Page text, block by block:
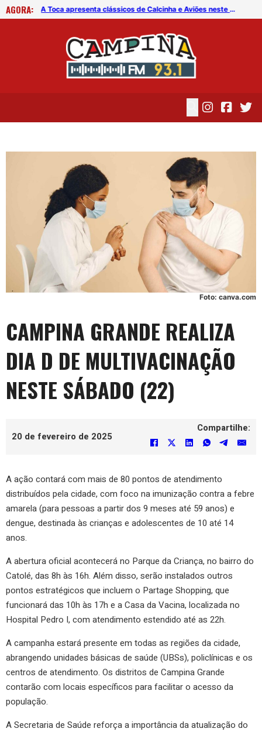
AGORA:
Operação Lei Seca revela dado preocupante sobre motoristas na PB A Toca apresenta clássicos de Calcinha e Aviões neste sábado (8)
Foto: canva.com
CAMPINA GRANDE REALIZA
DIA D DE MULTIVACINAÇÃO
NESTE SÁBADO (22)
20 de fevereiro de 2025
Compartilhe:
A ação contará com mais de 80 pontos de atendimento
distribuídos pela cidade, com foco na imunização contra a febre
amarela (para pessoas a partir dos 9 meses até 59 anos) e
dengue, destinada às crianças e adolescentes de 10 até 14
anos.
A abertura oficial acontecerá no Parque da Criança, no bairro do
Catolé, das 8h às 16h. Além disso, serão instalados outros
pontos estratégicos que incluem o Partage Shopping, que
funcionará das 10h às 17h e a Casa da Vacina, localizada no
Hospital Pedro I, com atendimento estendido até as 22h.
A campanha estará presente em todas as regiões da cidade,
abrangendo unidades básicas de saúde (UBSs), policlínicas e os
centros de atendimento. Os distritos de Campina Grande
contarão com locais específicos para facilitar o acesso da
população.
A Secretaria de Saúde reforça a importância da atualização do